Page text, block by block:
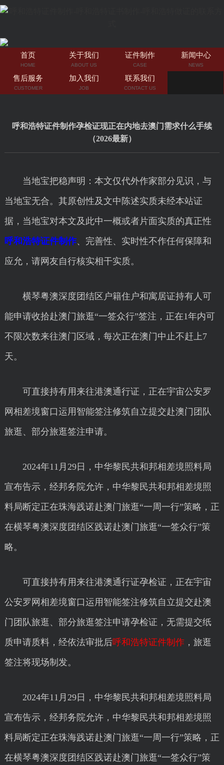
首页
HOME
关于我们
ABOUT US
证件制作
CASE
新闻中心
NEWS
售后服务
CUSTOMER
加入我们
JOB
联系我们
CONTACT US
呼和浩特证件制作孕检证现正在内地去澳门需求什么手续
（2026最新）
当地宝把稳声明：本文仅代外作家部分见识，与
当地宝无合。其原创性及文中陈述实质未经本站证
据，当地宝对本文及此中一概或者片面实质的真正性
呼和浩特证件制作、完善性、实时性不作任何保障和
应允，请网友自行核实相干实质。
横琴粤澳深度团结区户籍住户和寓居证持有人可
能申请收拾赴澳门旅逛“一签众行”签注，正在1年内可
不限次数来往澳门区域，每次正在澳门中止不赶上7
天。
可直接持有用来往港澳通行证，正在宇宙公安罗
网相差境窗口运用智能签注修筑自立提交赴澳门团队
旅逛、部分旅逛签注申请。
2024年11月29日，中华黎民共和邦相差境照料局
宣布告示，经邦务院允许，中华黎民共和邦相差境照
料局断定正在珠海践诺赴澳门旅逛“一周一行”策略，正
在横琴粤澳深度团结区践诺赴澳门旅逛“一签众行”策
略。
可直接持有用来往港澳通行证孕检证，正在宇宙
公安罗网相差境窗口运用智能签注修筑自立提交赴澳
门团队旅逛、部分旅逛签注申请孕检证，无需提交纸
质申请质料，经依法审批后呼和浩特证件制作，旅逛
签注将现场制发。
2024年11月29日，中华黎民共和邦相差境照料局
宣布告示，经邦务院允许，中华黎民共和邦相差境照
料局断定正在珠海践诺赴澳门旅逛“一周一行”策略，正
在横琴粤澳深度团结区践诺赴澳门旅逛“一签众行”策